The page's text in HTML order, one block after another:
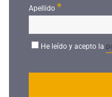
Apellido *
He leído y acepto la